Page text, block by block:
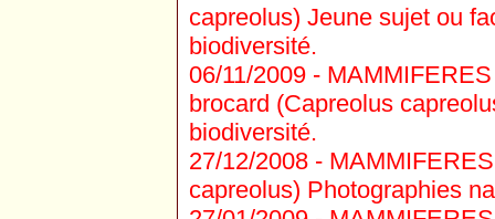
capreolus) Jeune sujet ou
biodiversité.
06/11/2009 -
brocard (Capreolus
biodiversité.
27/12/2008 -
capreolus) Photographies